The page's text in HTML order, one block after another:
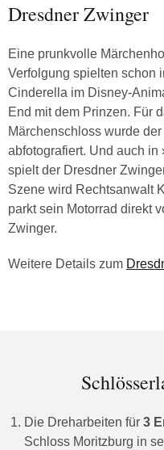
Dresdner Zwinger
Eine prunkvolle
Verfolgung spielten schon
Cinderella im Disney-
End mit dem Prinzen. Für
Märchenschloss wurde
abfotografiert. Und auch
spielt der Dresdner
Szene wird Rechtsanwalt
parkt sein Motorrad direkt
Zwinger.
Weitere Details zum
Die Dreharbeiten für 3
Schloss Moritzburg in